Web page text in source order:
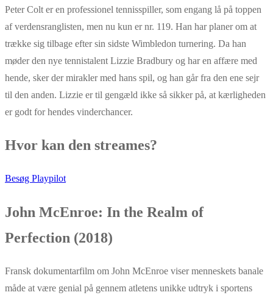
Peter Colt er en professionel tennisspiller, som engang lå på toppen
af verdensranglisten, men nu kun er nr. 119. Han har planer om at
trække sig tilbage efter sin sidste Wimbledon turnering. Da han
møder den nye tennistalent Lizzie Bradbury og har en affære med
hende, sker der mirakler med hans spil, og han går fra den ene sejr
til den anden. Lizzie er til gengæld ikke så sikker på, at kærligheden
er godt for hendes vinderchancer.
Hvor kan den streames?
Besøg Playpilot
John McEnroe: In the Realm of
Perfection (2018)
Fransk dokumentarfilm om John McEnroe viser menneskets banale
måde at være genial på gennem atletens unikke udtryk i sportens